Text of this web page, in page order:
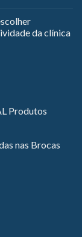
da clínica
Produtos
nas Brocas